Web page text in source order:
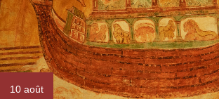
10 août